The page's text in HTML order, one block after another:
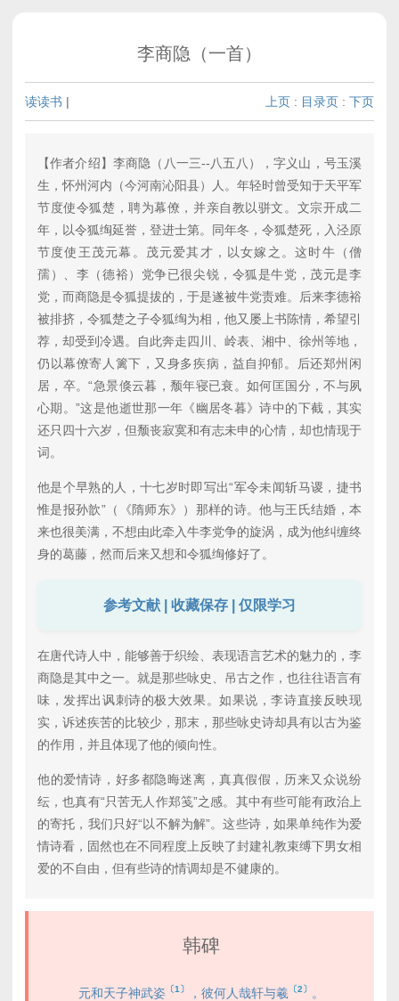
李商隐（一首）
读读书 | 上页 : 目录页 : 下页
【作者介绍】李商隐（八一三--八五八），字义山，号玉溪
生，怀州河内（今河南沁阳县）人。年轻时曾受知于天平军
节度使令狐楚，聘为幕僚，并亲自教以骈文。文宗开成二
年，以令狐绹延誉，登进士第。同年冬，令狐楚死，入泾原
节度使王茂元幕。茂元爱其才，以女嫁之。这时牛（僧
孺）、李（德裕）党争已很尖锐，令狐是牛党，茂元是李
党，而商隐是令狐提拔的，于是遂被牛党责难。后来李德裕
被排挤，令狐楚之子令狐绹为相，他又屡上书陈情，希望引
荐，却受到冷遇。自此奔走四川、岭表、湘中、徐州等地，
仍以幕僚寄人篱下，又身多疾病，益自抑郁。后还郑州闲
居，卒。“急景倏云暮，颓年寝已衰。如何匡国分，不与夙
心期。”这是他逝世那一年《幽居冬暮》诗中的下截，其实
还只四十六岁，但颓丧寂寞和有志未申的心情，却也情现于
词。
他是个早熟的人，十七岁时即写出“军令未闻斩马谡，捷书
惟是报孙歆”（《隋师东》）那样的诗。他与王氏结婚，本
来也很美满，不想由此牵入牛李党争的旋涡，成为他纠缠终
身的葛藤，然而后来又想和令狐绹修好了。
参考文献 | 收藏保存 | 仅限学习
在唐代诗人中，能够善于织绘、表现语言艺术的魅力的，李
商隐是其中之一。就是那些咏史、吊古之作，也往往语言有
味，发挥出讽刺诗的极大效果。如果说，李诗直接反映现
实，诉述疾苦的比较少，那末，那些咏史诗却具有以古为鉴
的作用，并且体现了他的倾向性。
他的爱情诗，好多都隐晦迷离，真真假假，历来又众说纷
纭，也真有“只苦无人作郑笺”之感。其中有些可能有政治上
的寄托，我们只好“以不解为解”。这些诗，如果单纯作为爱
情诗看，固然也在不同程度上反映了封建礼教束缚下男女相
爱的不自由，但有些诗的情调却是不健康的。
韩碑
元和天子神武姿 〔1〕 ，彼何人哉轩与羲 〔2〕 。